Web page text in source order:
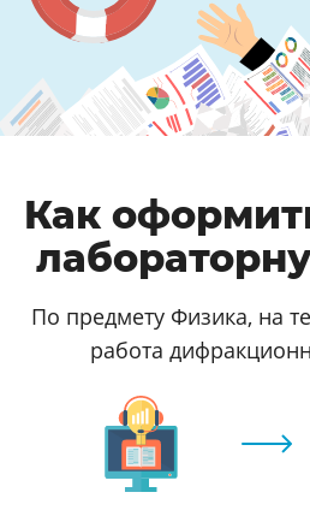
Как
По предмету Физика, на
работа